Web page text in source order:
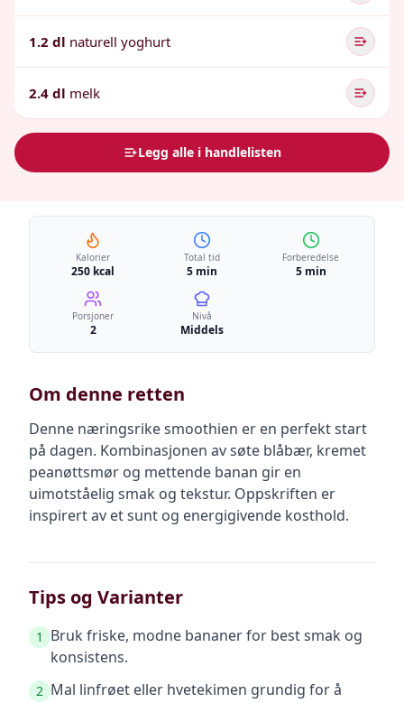
1.2 dl naturell yoghurt
2.4 dl melk
Legg alle i handlelisten
Kalorier
250 kcal
Total tid
5 min
Forberedelse
5 min
Porsjoner
2
Nivå
Middels
Om denne retten
Denne næringsrike smoothien er en perfekt start
på dagen. Kombinasjonen av søte blåbær, kremet
peanøttsmør og mettende banan gir en
uimotståelig smak og tekstur. Oppskriften er
inspirert av et sunt og energigivende kosthold.
Tips og Varianter
1
Bruk friske, modne bananer for best smak og
konsistens.
2 Mal linfrøet eller hvetekimen grundig for å